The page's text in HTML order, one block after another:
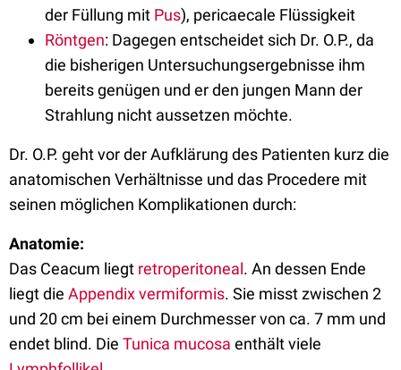
der Füllung mit Pus), pericaecale Flüssigkeit
Röntgen: Dagegen entscheidet sich Dr. O.P., da
die bisherigen Untersuchungsergebnisse ihm
bereits genügen und er den jungen Mann der
Strahlung nicht aussetzen möchte.
Dr. O.P. geht vor der Aufklärung des Patienten kurz die
anatomischen Verhältnisse und das Procedere mit
seinen möglichen Komplikationen durch:
Anatomie:
Das Ceacum liegt retroperitoneal. An dessen Ende
liegt die Appendix vermiformis. Sie misst zwischen 2
und 20 cm bei einem Durchmesser von ca. 7 mm und
endet blind. Die Tunica mucosa enthält viele